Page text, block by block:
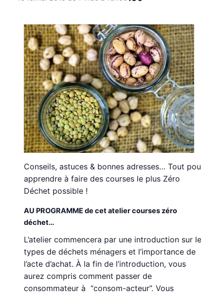
Conseils, astuces & bonnes adresses… Tout pour
apprendre à faire des courses le plus Zéro
Déchet possible !
AU PROGRAMME de cet atelier courses zéro
déchet…
L’atelier commencera par une introduction sur les
types de déchets ménagers et l’importance de
l’acte d’achat. À la fin de l’introduction, vous
aurez compris comment passer de
consommateur à “consom-acteur”. Vous